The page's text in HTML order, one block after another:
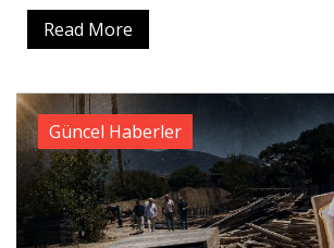
Read More
Güncel Haberler